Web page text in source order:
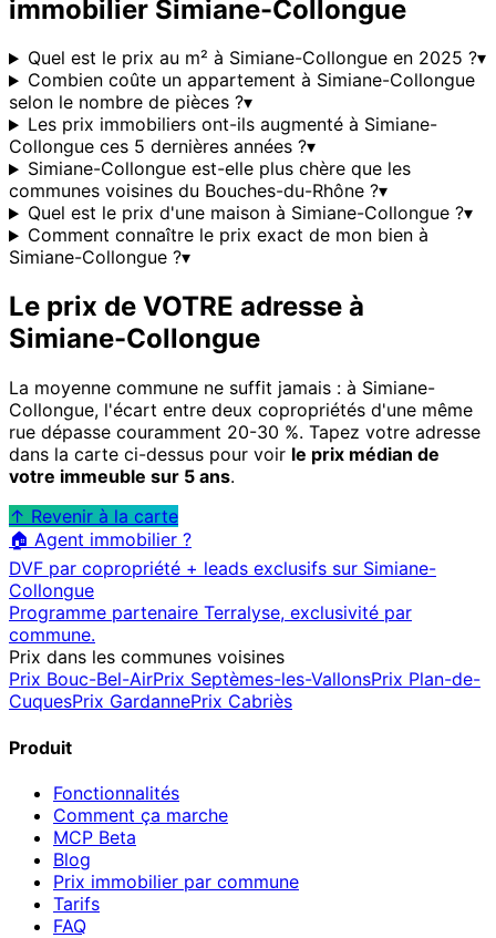
immobilier Simiane-Collongue
Quel est le prix au m² à Simiane-Collongue en 2025 ?▾
Combien coûte un appartement à Simiane-Collongue
selon le nombre de pièces ?▾
Les prix immobiliers ont-ils augmenté à Simiane-
Collongue ces 5 dernières années ?▾
Simiane-Collongue est-elle plus chère que les
communes voisines du Bouches-du-Rhône ?▾
Quel est le prix d'une maison à Simiane-Collongue ?▾
Comment connaître le prix exact de mon bien à
Simiane-Collongue ?▾
Le prix de VOTRE adresse à
Simiane-Collongue
La moyenne commune ne suffit jamais : à Simiane-
Collongue, l'écart entre deux copropriétés d'une même
rue dépasse couramment 20-30 %. Tapez votre adresse
dans la carte ci-dessus pour voir le prix médian de
votre immeuble sur 5 ans.
↑ Revenir à la carte
🏠 Agent immobilier ?
DVF par copropriété + leads exclusifs sur Simiane-
Collongue
Programme partenaire Terralyse, exclusivité par
commune.
Prix dans les communes voisines
Prix Bouc-Bel-AirPrix Septèmes-les-VallonsPrix Plan-de-
CuquesPrix GardannePrix Cabriès
Produit
Fonctionnalités
Comment ça marche
MCP Beta
Blog
Prix immobilier par commune
Tarifs
FAQ